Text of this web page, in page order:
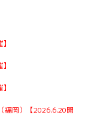
福岡）【2026.6.20開